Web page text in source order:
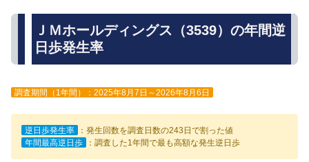
ＪＭホールディングス（3539）の年間逆
日歩発生率
調査期間（1年間）：2025年8月7日～2026年8月6日
逆日歩発生率
：発生回数を調査日数の243日で割った値
年間最高逆日歩
：調査した1年間で最も高額な発生逆日歩